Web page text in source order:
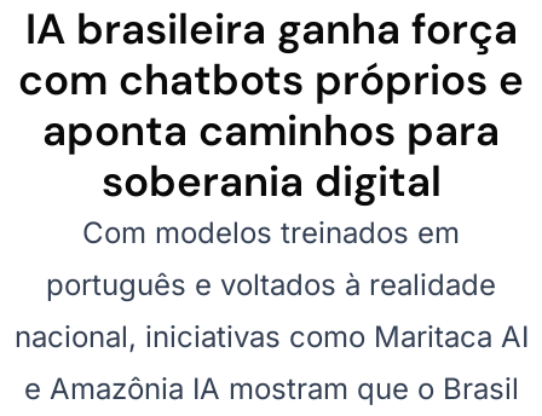
IA brasileira ganha força
com chatbots próprios e
aponta caminhos para
soberania digital
Com modelos treinados em
português e voltados à realidade
nacional, iniciativas como Maritaca AI
e Amazônia IA mostram que o Brasil